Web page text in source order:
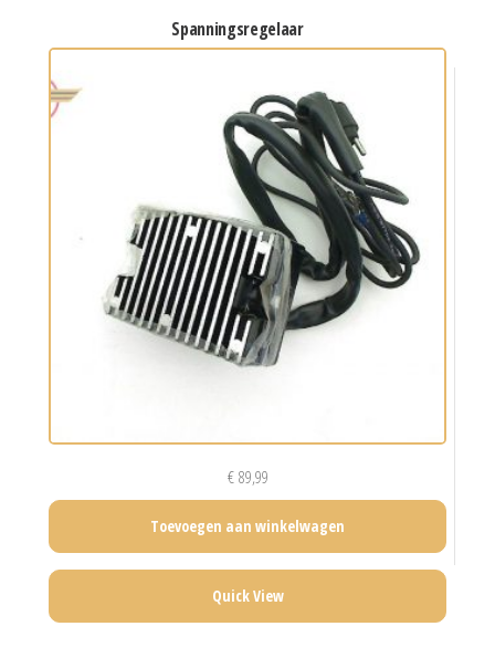
spanningsregelaar
€89,99
Toevoegen aan winkelwagen
Quick View